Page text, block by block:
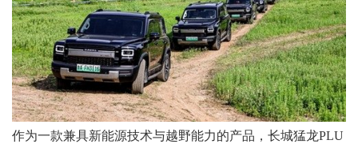
作为一款兼具新能源技术与越野能力的产品，长城猛龙PLU